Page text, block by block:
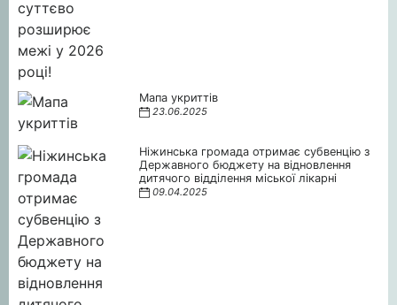
Мапа укриттів
23.06.2025
Ніжинська громада отримає субвенцію з
Державного бюджету на відновлення
дитячого відділення міської лікарні
09.04.2025